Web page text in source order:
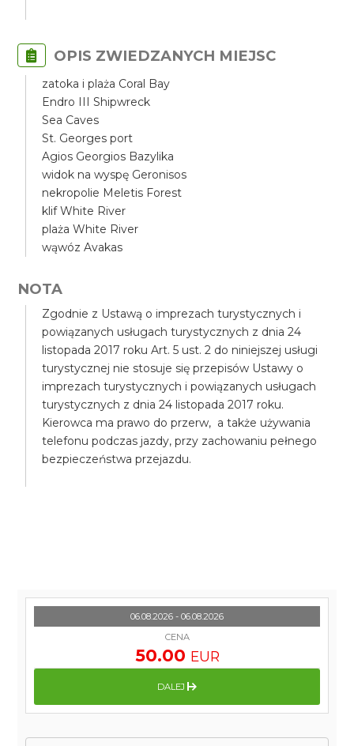
OPIS ZWIEDZANYCH MIEJSC
zatoka i plaża Coral Bay
Endro III Shipwreck
Sea Caves
St. Georges port
Agios Georgios Bazylika
widok na wyspę Geronisos
nekropolie Meletis Forest
klif White River
plaża White River
wąwóz Avakas
NOTA
Zgodnie z Ustawą o imprezach turystycznych i
powiązanych usługach turystycznych z dnia 24
listopada 2017 roku Art. 5 ust. 2 do niniejszej usługi
turystycznej nie stosuje się przepisów Ustawy o
imprezach turystycznych i powiązanych usługach
turystycznych z dnia 24 listopada 2017 roku.
Kierowca ma prawo do przerw, a także używania
telefonu podczas jazdy, przy zachowaniu pełnego
bezpieczeństwa przejazdu.
06.08.2026 - 06.08.2026
CENA
50.00 EUR
DALEJ